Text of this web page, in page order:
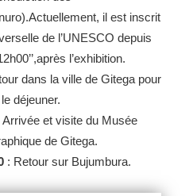
il est inscrit
de l’UNESCO depuis
l’exhibition.
dans la ville de Gitega pour
le déjeuner.
Arrivée et visite du Musée
de Gitega.
: Retour sur Bujumbura.